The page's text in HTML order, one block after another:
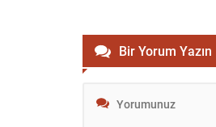
bulunduklarını belirten
sürecinde ciddi
ve hazırlık yetersizlikleri
Bir Yorum Yazın